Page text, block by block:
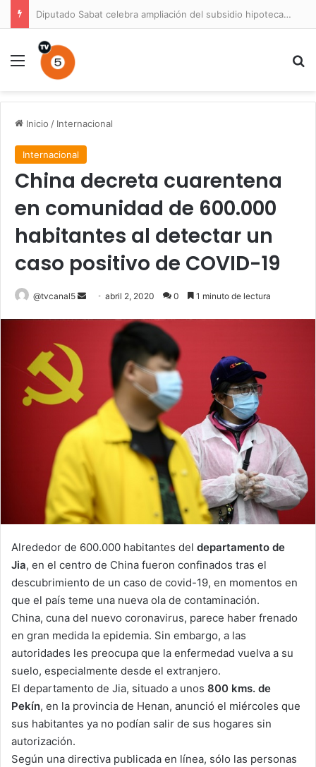
Prisión preventiva para conductor por atropello múltiple con resultado de muerte en La Unión
Menú
Inicio / Internacional
Internacional
China decreta cuarentena
en comunidad de 600.000
habitantes al detectar un
caso positivo de COVID-19
@tvcanal5
Sendabril 2, 2020 0 1 minuto de lectura
Alrededor de 600.000 habitantes del departamento de
Jia, en el centro de China fueron confinados tras el
descubrimiento de un caso de covid-19, en momentos en
que el país teme una nueva ola de contaminación.
China, cuna del nuevo coronavirus, parece haber frenado
en gran medida la epidemia. Sin embargo, a las
autoridades les preocupa que la enfermedad vuelva a su
suelo, especialmente desde el extranjero.
El departamento de Jia, situado a unos 800 kms. de
Pekín, en la provincia de Henan, anunció el miércoles que
sus habitantes ya no podían salir de sus hogares sin
autorización.
Según una directiva publicada en línea, sólo las personas